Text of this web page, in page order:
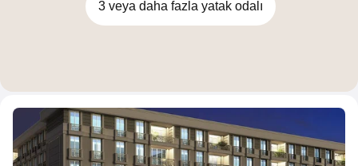
3 veya daha fazla yatak odalı